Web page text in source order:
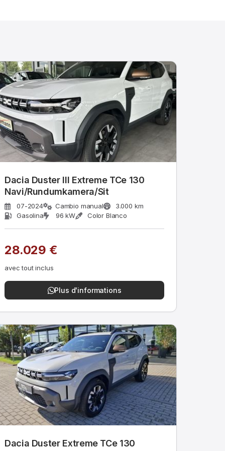
Dacia Duster III Extreme TCe 130
Navi/Rundumkamera/Sit
07-2024 Cambio manual
3.000 km
Gasolina
96 kW Color Blanco
28.029 €
avec tout inclus
Plus d'informations
Dacia Duster Extreme TCe 130